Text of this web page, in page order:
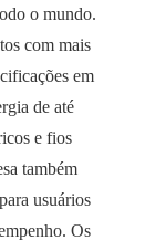
o mundo.
com mais
em
de até
e fios
também
usuários
Os